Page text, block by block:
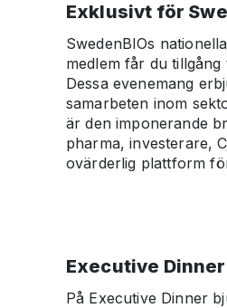
Exklusivt för
SwedenBIOs
medlem får du
Dessa evenemang
samarbeten inom
är den imponerande
pharma, investerare,
ovärderlig plattform
Executive
På Executive Dinner